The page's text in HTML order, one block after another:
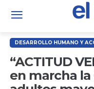
DESARROLLO HUMANO Y
“ACTITUD
en marcha la